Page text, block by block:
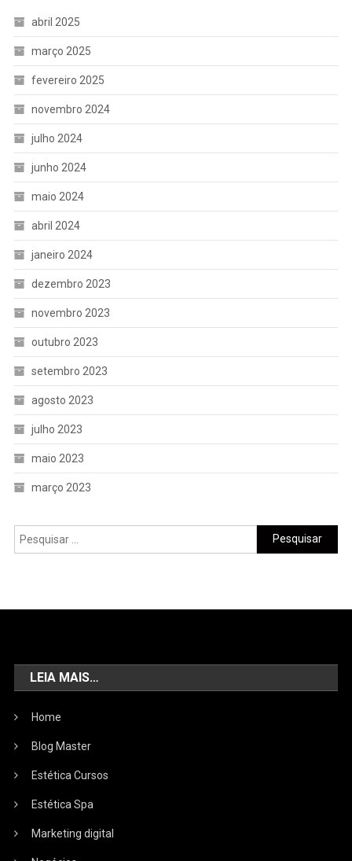
abril 2025
março 2025
fevereiro 2025
novembro 2024
julho 2024
junho 2024
maio 2024
abril 2024
janeiro 2024
dezembro 2023
novembro 2023
outubro 2023
setembro 2023
agosto 2023
julho 2023
maio 2023
março 2023
LEIA MAIS…
Home
Blog Master
Estética Cursos
Estética Spa
Marketing digital